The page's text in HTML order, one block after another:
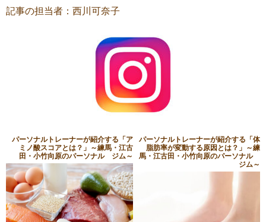
記事の担当者：西川可奈子
パーソナルトレーナーが紹介する「ア
ミノ酸スコアとは？」～練馬・江古
田・小竹向原のパーソナル ジム～
パーソナルトレーナーが紹介する「体
脂肪率が変動する原因とは？」～練
馬・江古田・小竹向原のパーソナル
ジム～